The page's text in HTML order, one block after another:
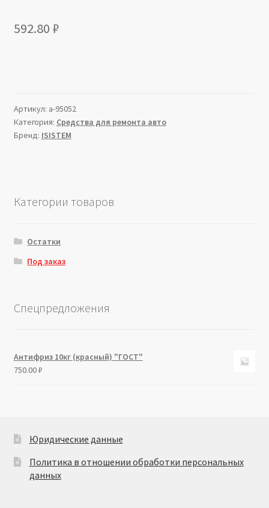
592.80 ₽
Артикул: a-95052
Категория: Средства для ремонта авто
Бренд: ISISTEM
Категории товаров
Остатки
Под заказ
Спецпредложения
Антифриз 10кг (красный) "ГОСТ"
750.00₽
Юридические данные
Политика в отношении обработки персональных
данных